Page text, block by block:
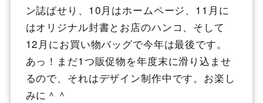
ン誌ぱせり、10月はホームページ、11月に
はオリジナル封書とお店のハンコ、そして
12月にお買い物バッグで今年は最後です。
あっ！まだ1つ販促物を年度末に滑り込ませ
るので、それはデザイン制作中です。お楽し
みに＾＾